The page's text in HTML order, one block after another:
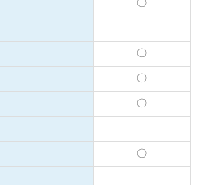
〇
〇
〇
〇
〇